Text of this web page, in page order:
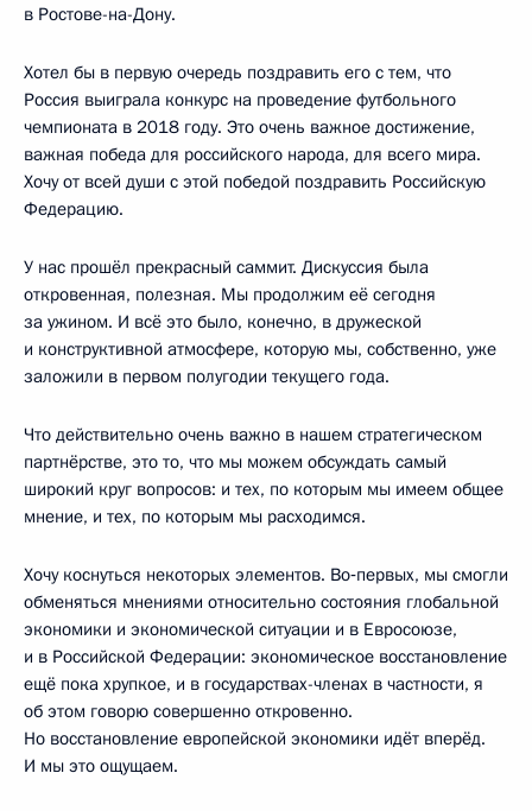
в Ростове-на-Дону.
Хотел бы в первую очередь поздравить его с тем, что
Россия выиграла конкурс на проведение футбольного
чемпионата в 2018 году. Это очень важное достижение,
важная победа для российского народа, для всего мира.
Хочу от всей души с этой победой поздравить Российскую
Федерацию.
У нас прошёл прекрасный саммит. Дискуссия была
откровенная, полезная. Мы продолжим её сегодня
за ужином. И всё это было, конечно, в дружеской
и конструктивной атмосфере, которую мы, собственно, уже
заложили в первом полугодии текущего года.
Что действительно очень важно в нашем стратегическом
партнёрстве, это то, что мы можем обсуждать самый
широкий круг вопросов: и тех, по которым мы имеем общее
мнение, и тех, по которым мы расходимся.
Хочу коснуться некоторых элементов. Во‑первых, мы смогли
обменяться мнениями относительно состояния глобальной
экономики и экономической ситуации и в Евросоюзе,
и в Российской Федерации: экономическое восстановление
ещё пока хрупкое, и в государствах-членах в частности, я
об этом говорю совершенно откровенно.
Но восстановление европейской экономики идёт вперёд.
И мы это ощущаем.